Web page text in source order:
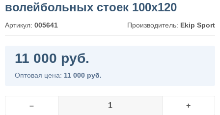
волейбольных стоек 100х120
Артикул: 005641 Производитель: Ekip Sport
11 000 руб.
Оптовая цена: 11 000 руб.
– +